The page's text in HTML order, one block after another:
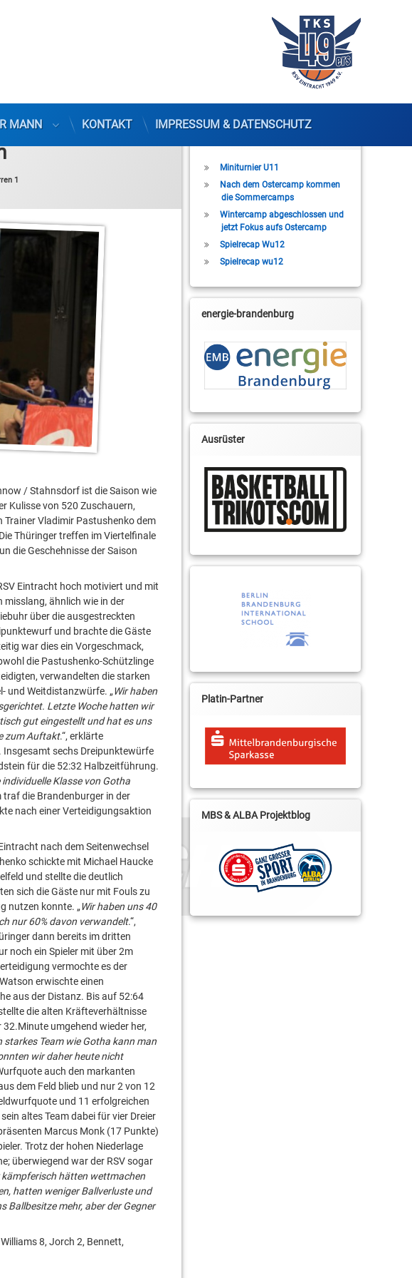
MANN KONTAKT IMPRESSUM & DATENSCHUTZ
1
/ Stahnsdorf ist die Saison wie
Kulisse von 520 Zuschauern,
Vladimir Pastushenko dem
Thüringer treffen im Viertelfinale
die Geschehnisse der Saison
Eintracht hoch motiviert und mit
misslang, ähnlich wie in der
über die ausgestreckten
und brachte die Gäste
war dies ein Vorgeschmack,
die Pastushenko-Schützlinge
verwandelten die starken
und Weitdistanzwürfe. „Wir haben
Letzte Woche hatten wir
gut eingestellt und hat es uns
zum Auftakt.“, erklärte
Insgesamt sechs Dreipunktewürfe
für die 52:32 Halbzeitführung.
Klasse von Gotha
traf die Brandenburger in der
nach einer Verteidigungsaktion
nach dem Seitenwechsel
schickte mit Michael Haucke
und stellte die deutlich
sich die Gäste nur mit Fouls zu
nutzen konnte. „Wir haben uns 40
nur 60% davon verwandelt.“,
dann bereits im dritten
noch ein Spieler mit über 2m
vermochte es der
erwischte einen
aus der Distanz. Bis auf 52:64
die alten Kräfteverhältnisse
umgehend wieder her,
starkes Team wie Gotha kann man
wir daher heute nicht
auch den markanten
dem Feld blieb und nur 2 von 12
und 11 erfolgreichen
altes Team dabei für vier Dreier
Marcus Monk (17 Punkte)
Trotz der hohen Niederlage
überwiegend war der RSV sogar
hätten wettmachen
hatten weniger Ballverluste und
Ballbesitze mehr, aber der Gegner
8, Jorch 2, Bennett,
Miniturnier U11
Nach dem Ostercamp kommen
die Sommercamps
Wintercamp abgeschlossen und
jetzt Fokus aufs Ostercamp
Spielrecap Wu12
Spielrecap wu12
energie-brandenburg
Ausrüster
Platin-Partner
MBS & ALBA Projektblog